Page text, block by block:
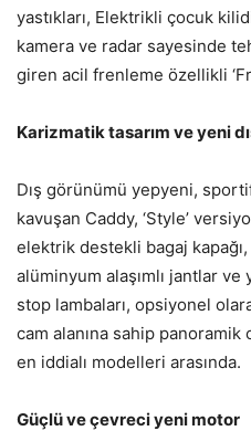
yastıkları, Elektrikli çocuk
kamera ve radar sayesinde
giren acil frenleme özellikli
Karizmatik tasarım ve yeni
Dış görünümü yepyeni,
kavuşan Caddy, ‘Style’
elektrik destekli bagaj
alüminyum alaşımlı jantlar
stop lambaları, opsiyonel
cam alanına sahip panoramik
en iddialı modelleri arasında.
Güçlü ve çevreci yeni motor